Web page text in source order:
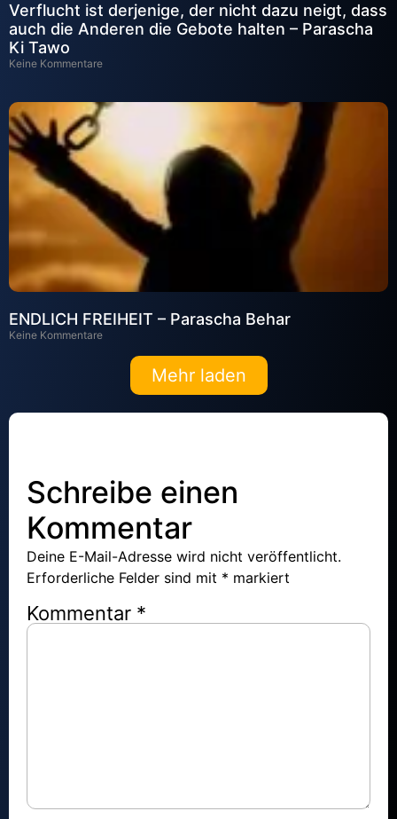
Verflucht ist derjenige, der nicht dazu neigt, dass
auch die Anderen die Gebote halten – Parascha
Ki Tawo
Keine Kommentare
ENDLICH FREIHEIT – Parascha Behar
Keine Kommentare
Mehr laden
Schreibe einen
Kommentar
Deine E-Mail-Adresse wird nicht veröffentlicht.
Erforderliche Felder sind mit * markiert
Kommentar *